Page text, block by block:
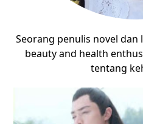
Seorang penulis novel
beauty and health
tentang